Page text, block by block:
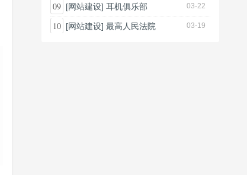
09 [网站建设] 耳机俱乐部 03-22
10 [网站建设] 最高人民法院 03-19